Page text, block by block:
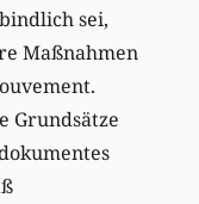
sei,
Maßnahmen
Grundsätze